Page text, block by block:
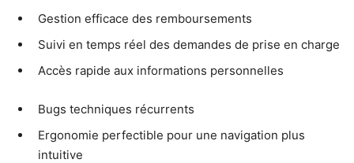
Gestion efficace des remboursements
Suivi en temps réel des demandes de prise en charge
Accès rapide aux informations personnelles
Bugs techniques récurrents
Ergonomie perfectible pour une navigation plus
intuitive